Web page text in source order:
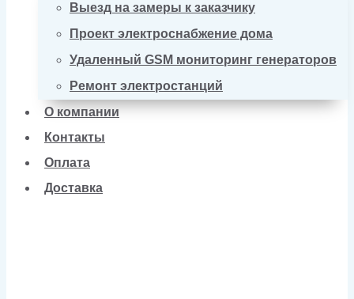
Выезд на замеры к заказчику
Проект электроснабжение дома
Удаленный GSM мониторинг генераторов
Ремонт электростанций
О компании
Контакты
Оплата
Доставка